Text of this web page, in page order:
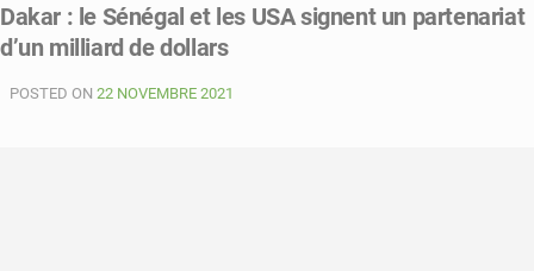
les
USA
8,7
Dakar : le Sénégal et les USA signent un partenariat
d’un milliard de dollars
POSTED ON 22 NOVEMBRE 2021